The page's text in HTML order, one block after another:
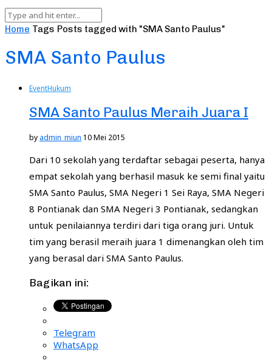
Home Tags Posts tagged with "SMA Santo Paulus"
SMA Santo Paulus
EventHukum
SMA Santo Paulus Meraih Juara I
by admin_miun 10 Mei 2015
Dari 10 sekolah yang terdaftar sebagai peserta, hanya
empat sekolah yang berhasil masuk ke semi final yaitu
SMA Santo Paulus, SMA Negeri 1 Sei Raya, SMA Negeri
8 Pontianak dan SMA Negeri 3 Pontianak, sedangkan
untuk penilaiannya terdiri dari tiga orang juri. Untuk
tim yang berasil meraih juara 1 dimenangkan oleh tim
yang berasal dari SMA Santo Paulus.
Bagikan ini:
Telegram
WhatsApp